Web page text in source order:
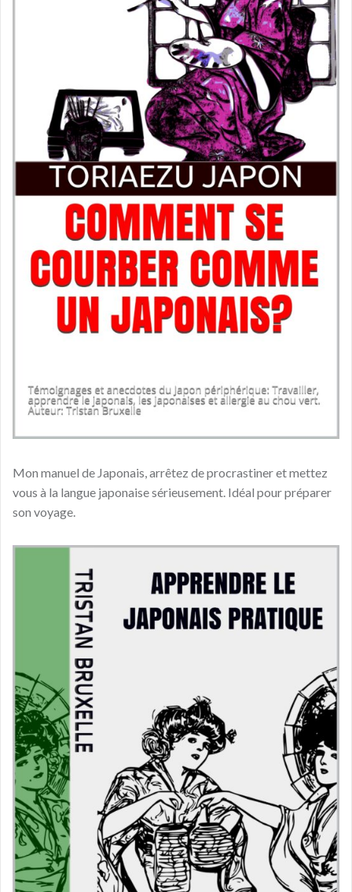
Mon manuel de Japonais, arrêtez de procrastiner et mettez
vous à la langue japonaise sérieusement. Idéal pour préparer
son voyage.